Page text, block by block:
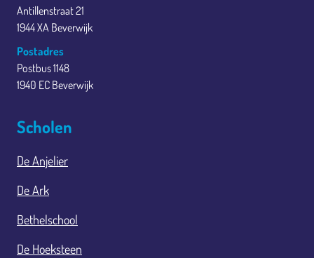
Antillenstraat 21
1944 XA Beverwijk
Postadres
Postbus 1148
1940 EC Beverwijk
Scholen
De Anjelier
De Ark
Bethelschool
De Hoeksteen